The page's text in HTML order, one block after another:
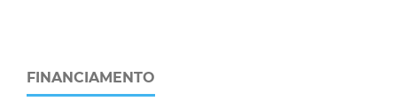
FINANCIAMENTO